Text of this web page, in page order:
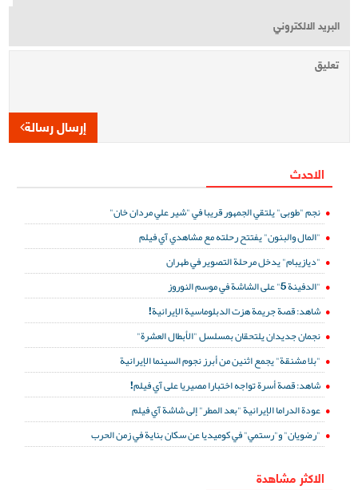
إرسال رسالة
الاحدث
نجم "طوبى" يلتقي الجمهور قريبا في "شير علي مردان خان"
"المال والبنون" يفتتح رحلته مع مشاهدي آي فيلم
"ديازيبام" يدخل مرحلة التصوير في طهران
"الدفينة 5" على الشاشة في موسم النوروز
شاهد: قصة جريمة هزت الدبلوماسية الإيرانية!
نجمان جديدان يلتحقان بمسلسل "الأبطال العشرة"
"بلا مشنقة" يجمع اثنين من أبرز نجوم السينما الإيرانية
شاهد: قصة أسرة تواجه اختبارا مصيريا على آي فيلم!
عودة الدراما الإيرانية "بعد المطر" إلى شاشة آي فيلم
"رضويان" و"رستمي" في كوميديا عن سكان بناية في زمن الحرب
الاكثر مشاهدة